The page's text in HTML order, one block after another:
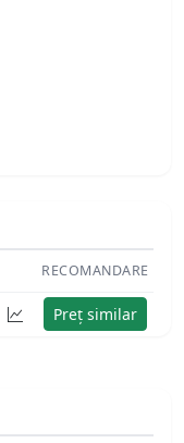
RECOMANDARE
Preț similar